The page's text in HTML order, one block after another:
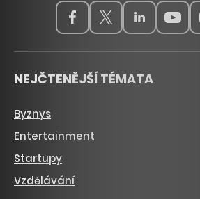
NEJČTENĚJŠÍ TÉMATA
Byznys
Entertainment
Startupy
Vzdělávání